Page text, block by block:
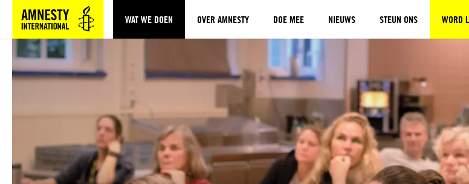
Sla navigatie over
WAT WE DOEN OVER AMNESTY DOE MEE NIEUWS STEUN ONS WORD